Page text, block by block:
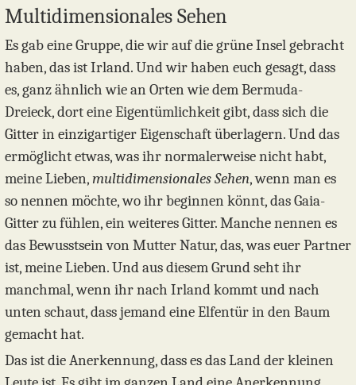
Multidimensionales Sehen
Es gab eine Gruppe, die wir auf die grüne Insel gebracht
haben, das ist Irland. Und wir haben euch gesagt, dass
es, ganz ähnlich wie an Orten wie dem Bermuda-
Dreieck, dort eine Eigentümlichkeit gibt, dass sich die
Gitter in einzigartiger Eigenschaft überlagern. Und das
ermöglicht etwas, was ihr normalerweise nicht habt,
meine Lieben,multidimensionales Sehen, wenn man es
so nennen möchte, wo ihr beginnen könnt, das Gaia-
Gitter zu fühlen, ein weiteres Gitter. Manche nennen es
das Bewusstsein von Mutter Natur, das, was euer Partner
ist, meine Lieben. Und aus diesem Grund seht ihr
manchmal, wenn ihr nach Irland kommt und nach
unten schaut, dass jemand eine Elfentür in den Baum
gemacht hat.
Das ist die Anerkennung, dass es das Land der kleinen